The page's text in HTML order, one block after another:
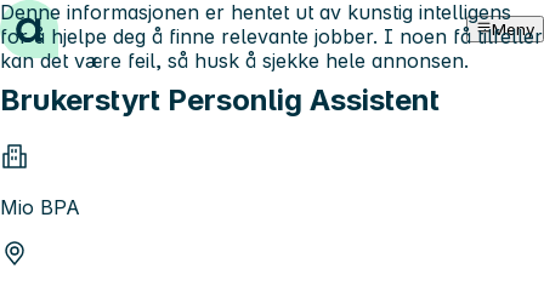
Hopp til innhold Meny
Brukerstyrt Personlig Assistent
Mio BPA
Denne informasjonen er hentet ut av kunstig intelligens
for å hjelpe deg å finne relevante jobber. I noen få tilfeller
kan det være feil, så husk å sjekke hele annonsen.